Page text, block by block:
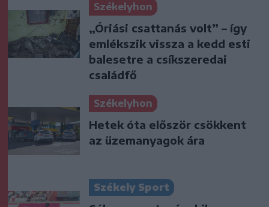
Székelyhon
„Óriási csattanás volt” – így
emlékszik vissza a kedd esti
balesetre a csíkszeredai
családfő
Székelyhon
Hetek óta először csökkent
az üzemanyagok ára
Székely Sport